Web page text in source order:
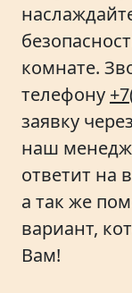
комнате.
телефону
заявку
наш
ответит на
а так же
вариант,
Вам!